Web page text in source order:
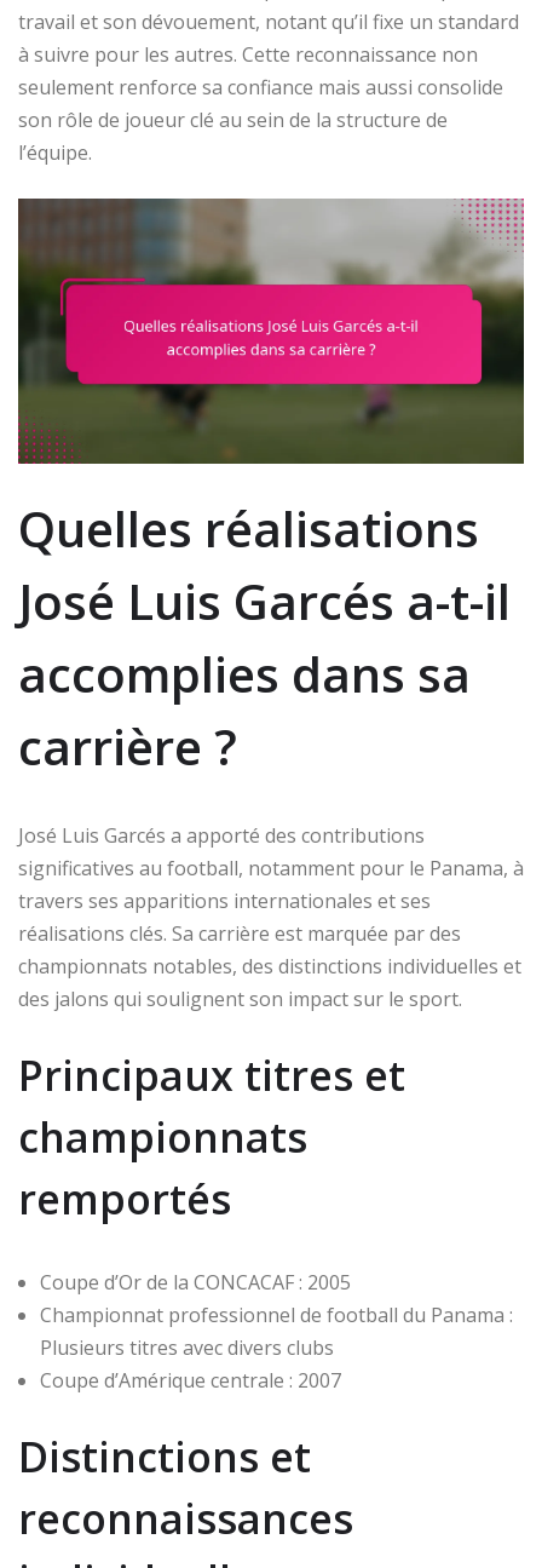
travail et son dévouement, notant qu’il fixe un standard
à suivre pour les autres. Cette reconnaissance non
seulement renforce sa confiance mais aussi consolide
son rôle de joueur clé au sein de la structure de
l’équipe.
Quelles réalisations
José Luis Garcés a-t-il
accomplies dans sa
carrière ?
José Luis Garcés a apporté des contributions
significatives au football, notamment pour le Panama, à
travers ses apparitions internationales et ses
réalisations clés. Sa carrière est marquée par des
championnats notables, des distinctions individuelles et
des jalons qui soulignent son impact sur le sport.
Principaux titres et
championnats
remportés
Coupe d’Or de la CONCACAF : 2005
Championnat professionnel de football du Panama :
Plusieurs titres avec divers clubs
Coupe d’Amérique centrale : 2007
Distinctions et
reconnaissances